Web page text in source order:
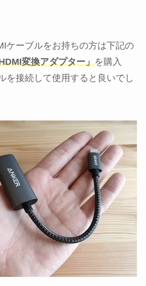
ケーブルをお持ちの方は下記の
変換アダプター」を購入
を接続して使用すると良いでし